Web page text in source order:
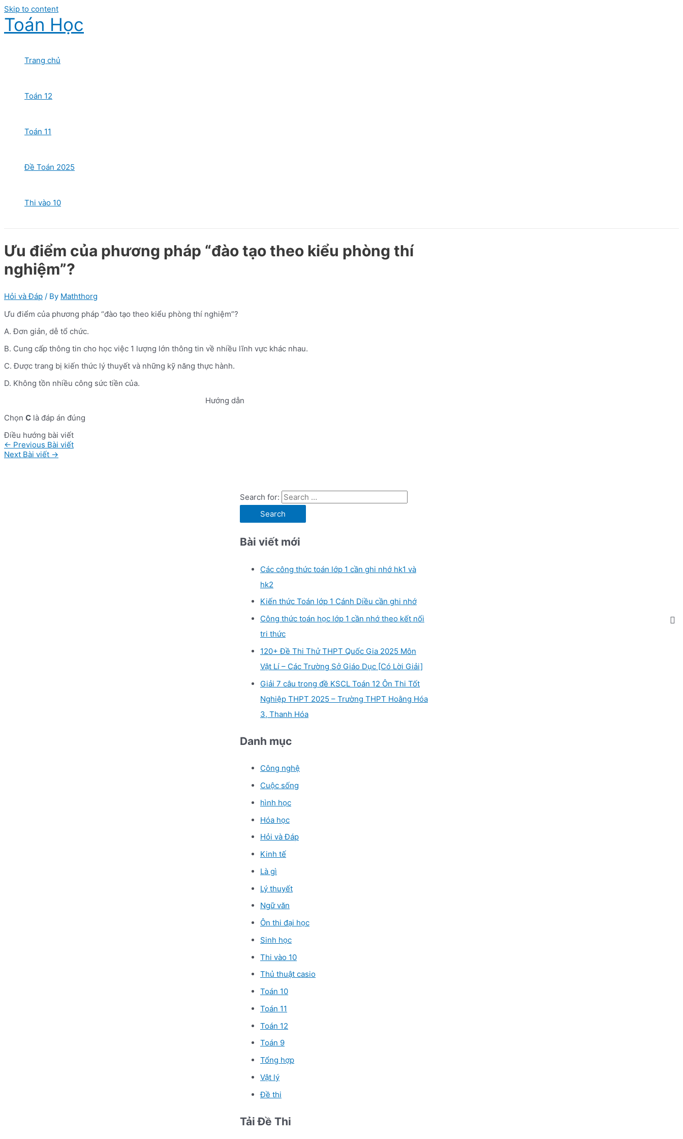
Skip to content
Toán Học
Trang chủ
Toán 12
Toán 11
Đề Toán 2025
Thi vào 10
Ưu điểm của phương pháp “đào tạo theo kiểu phòng thí
nghiệm”?
Hỏi và Đáp / By Maththorg
Ưu điểm của phương pháp “đào tạo theo kiểu phòng thí nghiệm”?
A. Đơn giản, dễ tổ chức.
B. Cung cấp thông tin cho học việc 1 lượng lớn thông tin về nhiều lĩnh vực khác nhau.
C. Được trang bị kiến thức lý thuyết và những kỹ năng thực hành.
D. Không tồn nhiều công sức tiền của.
Hướng dẫn
Chọn C là đáp án đúng
Điều hướng bài viết
← Previous Bài viết
Next Bài viết →
Search for:
Bài viết mới
Các công thức toán lớp 1 cần ghi nhớ hk1 và
hk2
Kiến thức Toán lớp 1 Cánh Diều cần ghi nhớ
Công thức toán học lớp 1 cần nhớ theo kết nối
tri thức
120+ Đề Thi Thử THPT Quốc Gia 2025 Môn
Vật Lí – Các Trường Sở Giáo Dục [Có Lời Giải]
Giải 7 câu trong đề KSCL Toán 12 Ôn Thi Tốt
Nghiệp THPT 2025 – Trường THPT Hoằng Hóa
3, Thanh Hóa
Danh mục
Công nghệ
Cuộc sống
hình học
Hóa học
Hỏi và Đáp
Kinh tế
Là gì
Lý thuyết
Ngữ văn
Ôn thi đại học
Sinh học
Thi vào 10
Thủ thuật casio
Toán 10
Toán 11
Toán 12
Toán 9
Tổng hợp
Vật lý
Đề thi
Tải Đề Thi